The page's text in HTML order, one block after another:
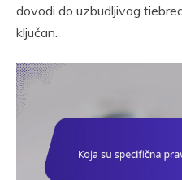
dovodi do uzbudljivog
ključan.